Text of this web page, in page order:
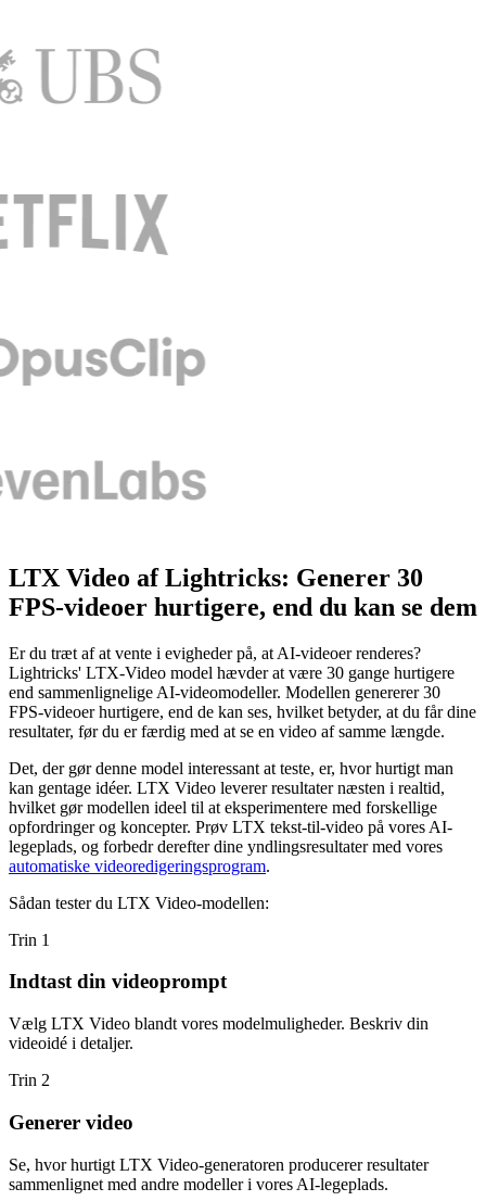
LTX Video af Lightricks: Generer 30
FPS-videoer hurtigere, end du kan se dem
Er du træt af at vente i evigheder på, at AI-videoer renderes?
Lightricks' LTX-Video model hævder at være 30 gange hurtigere
end sammenlignelige AI-videomodeller. Modellen genererer 30
FPS-videoer hurtigere, end de kan ses, hvilket betyder, at du får dine
resultater, før du er færdig med at se en video af samme længde.
Det, der gør denne model interessant at teste, er, hvor hurtigt man
kan gentage idéer. LTX Video leverer resultater næsten i realtid,
hvilket gør modellen ideel til at eksperimentere med forskellige
opfordringer og koncepter. Prøv LTX tekst-til-video på vores AI-
legeplads, og forbedr derefter dine yndlingsresultater med vores
automatiske videoredigeringsprogram.
Sådan tester du LTX Video-modellen:
Trin 1
Indtast din videoprompt
Vælg LTX Video blandt vores modelmuligheder. Beskriv din
videoidé i detaljer.
Trin 2
Generer video
Se, hvor hurtigt LTX Video-generatoren producerer resultater
sammenlignet med andre modeller i vores AI-legeplads.